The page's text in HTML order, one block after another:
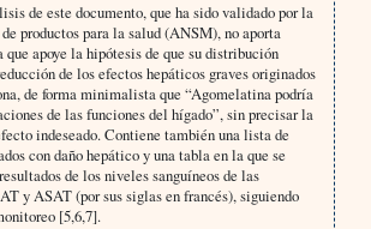
de este documento, que ha sido validado por la
productos para la salud (ANSM), no aporta
apoye la hipótesis de que su distribución
de los efectos hepáticos graves originados
de forma minimalista que “Agomelatina podría
de las funciones del hígado”, sin precisar la
indeseado. Contiene también una lista de
con daño hepático y una tabla en la que se
de los niveles sanguíneos de las
y ASAT (por sus siglas en francés), siguiendo
[5,6,7].